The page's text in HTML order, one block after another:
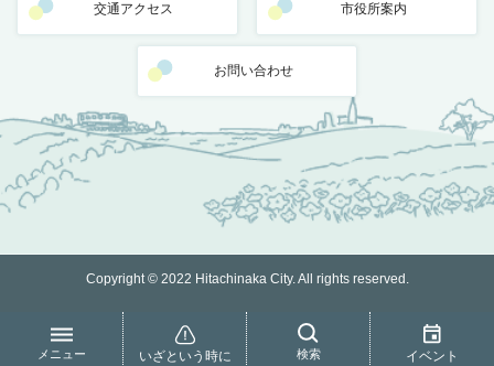
メニュー いざという時に 検索 イベント
交通アクセス 市役所案内
お問い合わせ
Copyright © 2022 Hitachinaka City. All rights reserved.